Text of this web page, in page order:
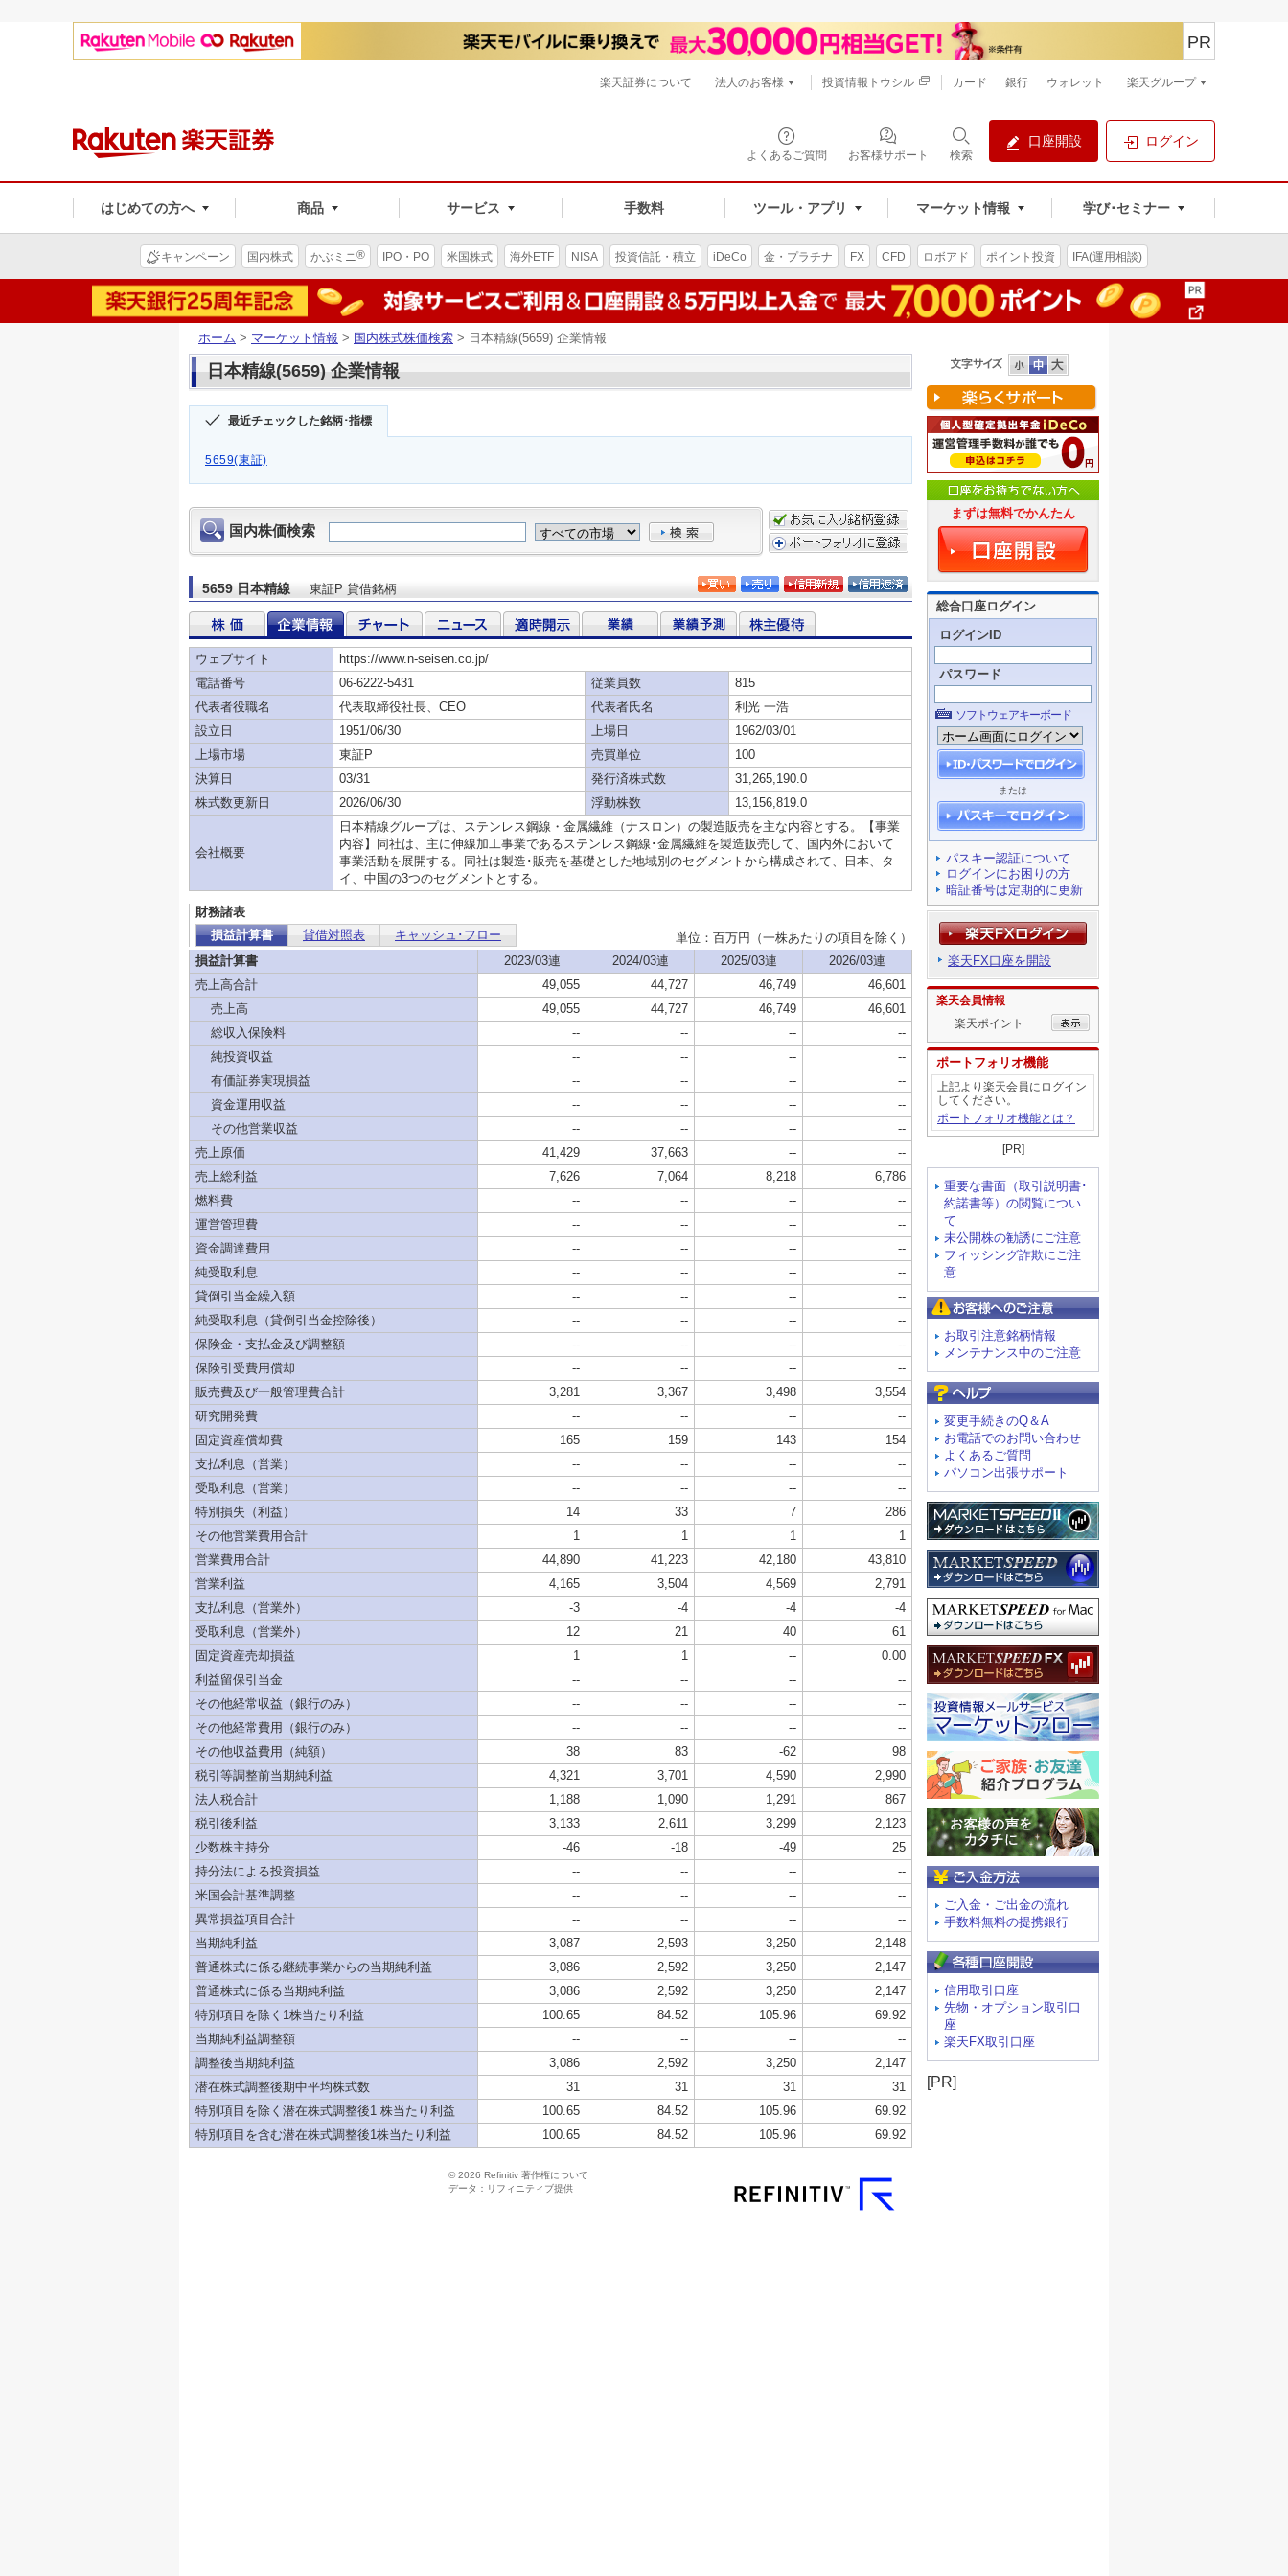
よくあるご質問 お客様サポート 検索
口座開設 ログイン
はじめての方へ 商品 サービス 手数料 ツール・アプリ マーケット情報 学び･セミナー
PR
楽天証券について 法人のお客様 投資情報トウシル カード 銀行 ウォレット 楽天グループ
キャンペーン 国内株式 かぶミニ® IPO・PO 米国株式 海外ETF NISA 投資信託・積立 iDeCo 金・プラチナ FX CFD ロボアド ポイント投資 IFA(運用相談)
ホーム > マーケット情報 > 国内株式株価検索 > 日本精線(5659) 企業情報
日本精線(5659) 企業情報
最近チェックした銘柄･指標
5659(東証)
まずは無料でかんたん
総合口座ログイン
ログインID
パスワード
ソフトウェアキーボード
または
パスキー認証について
ログインにお困りの方
暗証番号は定期的に更新
楽天FX口座を開設
楽天会員情報
楽天ポイント
ポートフォリオ機能
上記より楽天会員にログイン
してください。
ポートフォリオ機能とは？
[PR]
重要な書面（取引説明書･
約諾書等）の閲覧につい
て
未公開株の勧誘にご注意
フィッシング詐欺にご注
意
お取引注意銘柄情報
メンテナンス中のご注意
変更手続きのQ＆A
お電話でのお問い合わせ
よくあるご質問
パソコン出張サポート
ご入金・ご出金の流れ
手数料無料の提携銀行
信用取引口座
先物・オプション取引口
座
楽天FX取引口座
[PR]